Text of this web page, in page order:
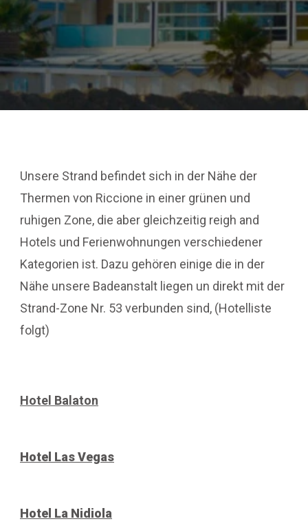
Unsere Strand befindet sich in der Nähe der
Thermen von Riccione in einer grünen und
ruhigen Zone, die aber gleichzeitig reigh and
Hotels und Ferienwohnungen verschiedener
Kategorien ist. Dazu gehören einige die in der
Nähe unsere Badeanstalt liegen un direkt mit der
Strand-Zone Nr. 53 verbunden sind, (Hotelliste
folgt)
Hotel Balaton
Hotel Las Vegas
Hotel La Nidiola